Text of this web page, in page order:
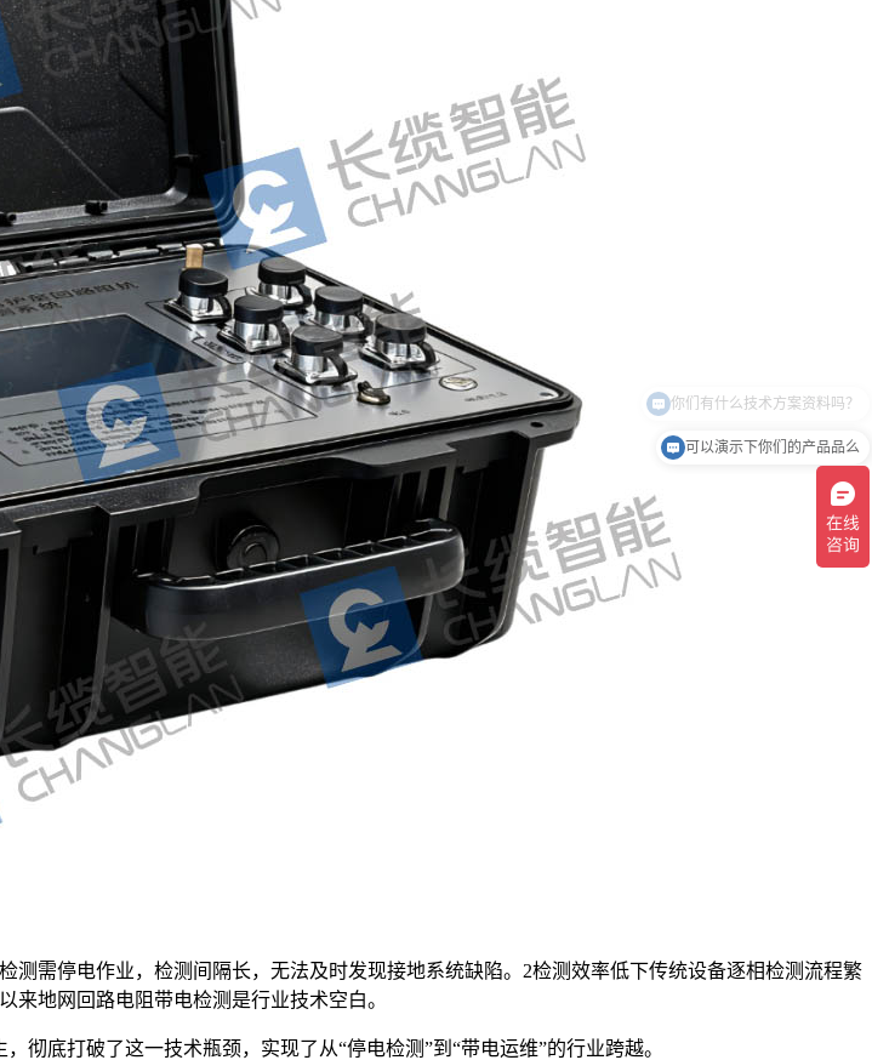
需停电作业，检测间隔长，无法及时发现接地系统缺陷。2检测效率低下传统设备逐相检测流程繁
地网回路电阻带电检测是行业技术空白。
底打破了这一技术瓶颈，实现了从“停电检测”到“带电运维”的行业跨越。
可以演示下你们的产品品么